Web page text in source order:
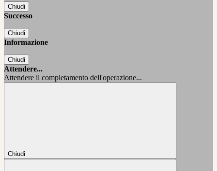
Chiudi
Successo
Chiudi
Informazione
Chiudi
Attendere...
Attendere il completamento dell'operazione...
Chiudi